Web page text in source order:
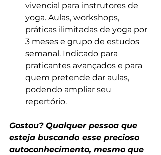
vivencial para instrutores de
yoga. Aulas, workshops,
práticas ilimitadas de yoga por
3 meses e grupo de estudos
semanal. Indicado para
praticantes avançados e para
quem pretende dar aulas,
podendo ampliar seu
repertório.
Gostou? Qualquer pessoa que
esteja buscando esse precioso
autoconhecimento, mesmo que